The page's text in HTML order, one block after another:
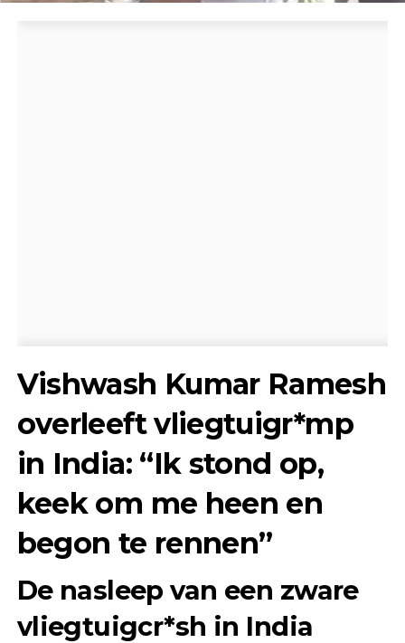
Vishwash Kumar Ramesh
overleeft vliegtuigr*mp
in India: “Ik stond op,
keek om me heen en
begon te rennen”
De nasleep van een zware
vliegtuigcr*sh in India